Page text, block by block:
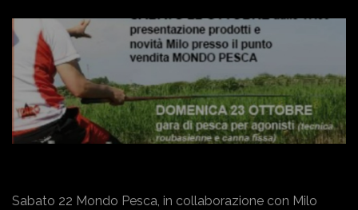
Sabato 22 Mondo Pesca, in collaborazione con Milo